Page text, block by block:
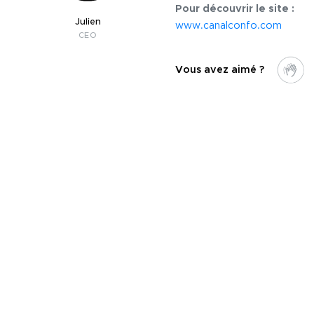
Julien
CEO
Pour découvrir le site :
www.canalconfo.com
Vous avez aimé ?